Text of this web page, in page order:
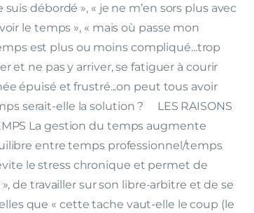
suis débordé », « je ne m’en sors plus avec
le temps », « mais où passe mon
est plus ou moins compliqué...trop
et ne pas y arriver, se fatiguer à courir
épuisé et frustré...on peut tous avoir
serait-elle la solution ? LES RAISONS
La gestion du temps augmente
entre temps professionnel/temps
le stress chronique et permet de
», de travailler sur son libre-arbitre et de se
que « cette tache vaut-elle le coup (le